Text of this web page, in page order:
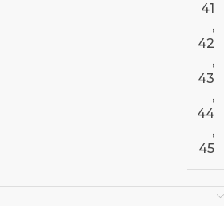
41
,
42
,
43
,
44
,
45